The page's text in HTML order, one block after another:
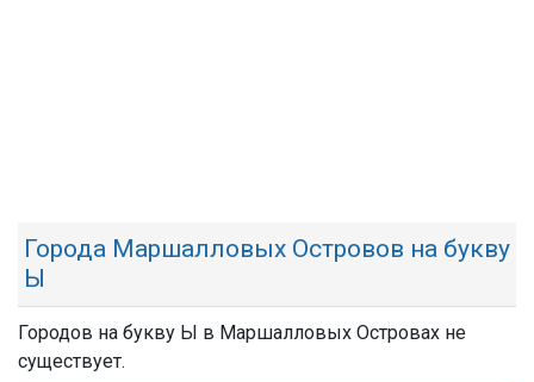
Города Маршалловых Островов на букву
Ы
Городов на букву Ы в Маршалловых Островах не
существует.